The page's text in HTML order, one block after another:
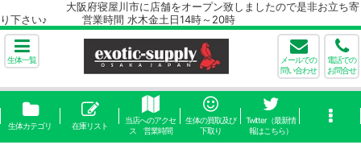
大阪府寝屋川市に店舗をオープン致しましたので是非お立ち寄
り下さい♪ 営業時間 水木金土日14時～20時
生体一覧
メールでの
問い合わせ
電話での
お問合せ
生体カテゴリ 在庫リスト
当店へのアクセ
ス 営業時間
生体の買取及び
下取り
Twitter（最新情
報はこちら）